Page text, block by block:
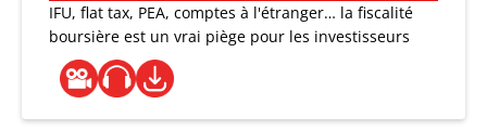
IFU, flat tax, PEA, comptes à l'étranger… la fiscalité
boursière est un vrai piège pour les investisseurs